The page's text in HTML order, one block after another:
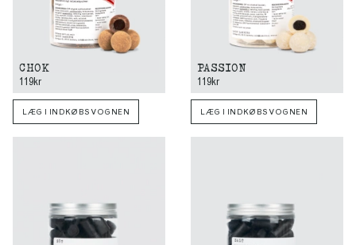
CHOK
119kr
LÆG I INDKØBSVOGNEN
PASSION
119kr
LÆG I INDKØBSVOGNEN